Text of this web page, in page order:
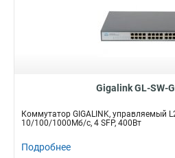
Gigalink GL-SW-
Коммутатор GIGALINK, управляемый
10/100/1000Мб/с, 4 SFP, 400Вт
Подробнее